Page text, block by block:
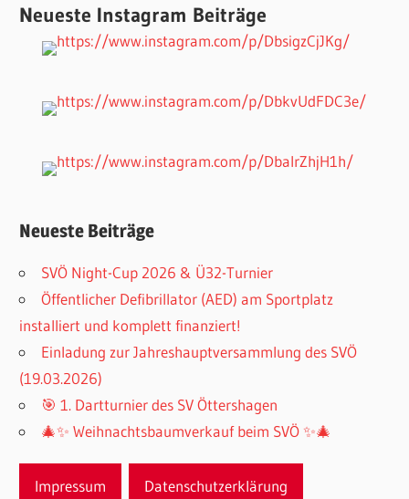
Neueste Instagram Beiträge
Neueste Beiträge
SVÖ Night-Cup 2026 & Ü32-Turnier
Öffentlicher Defibrillator (AED) am Sportplatz
installiert und komplett finanziert!
Einladung zur Jahreshauptversammlung des SVÖ
(19.03.2026)
🎯 1. Dartturnier des SV Öttershagen
🎄✨ Weihnachtsbaumverkauf beim SVÖ ✨🎄
Impressum Datenschutzerklärung